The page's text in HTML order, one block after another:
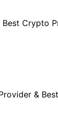
Crypto
&